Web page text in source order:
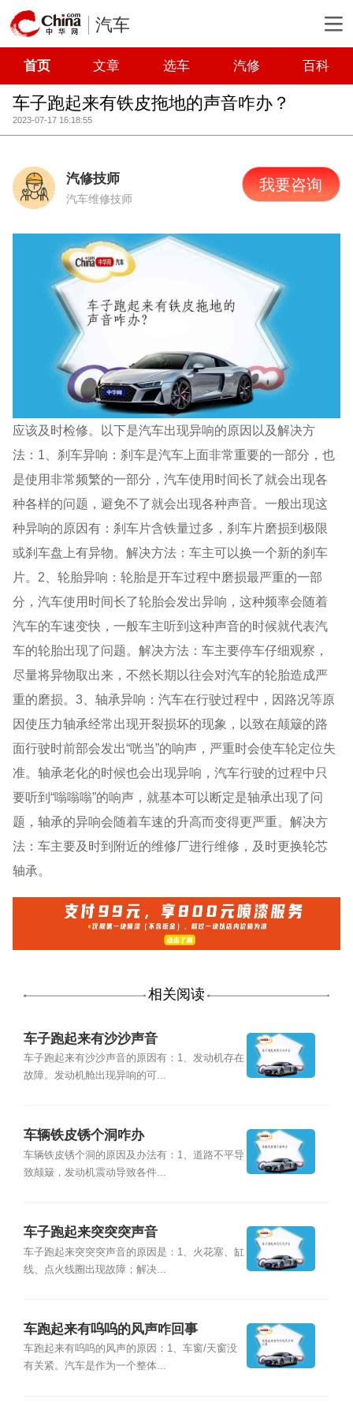
汽车
首页 文章 选车 汽修 百科
车子跑起来有铁皮拖地的声音咋办？
2023-07-17 16:18:55
汽修技师
汽车维修技师
我要咨询
应该及时检修。以下是汽车出现异响的原因以及解决方
法：1、刹车异响：刹车是汽车上面非常重要的一部分，也
是使用非常频繁的一部分，汽车使用时间长了就会出现各
种各样的问题，避免不了就会出现各种声音。一般出现这
种异响的原因有：刹车片含铁量过多，刹车片磨损到极限
或刹车盘上有异物。解决方法：车主可以换一个新的刹车
片。2、轮胎异响：轮胎是开车过程中磨损最严重的一部
分，汽车使用时间长了轮胎会发出异响，这种频率会随着
汽车的车速变快，一般车主听到这种声音的时候就代表汽
车的轮胎出现了问题。解决方法：车主要停车仔细观察，
尽量将异物取出来，不然长期以往会对汽车的轮胎造成严
重的磨损。3、轴承异响：汽车在行驶过程中，因路况等原
因使压力轴承经常出现开裂损坏的现象，以致在颠簸的路
面行驶时前部会发出“咣当”的响声，严重时会使车轮定位失
准。轴承老化的时候也会出现异响，汽车行驶的过程中只
要听到“嗡嗡嗡”的响声，就基本可以断定是轴承出现了问
题，轴承的异响会随着车速的升高而变得更严重。解决方
法：车主要及时到附近的维修厂进行维修，及时更换轮芯
轴承。
相关阅读
车子跑起来有沙沙声音
车子跑起来有沙沙声音的原因有：1、发动机存在
故障。发动机舱出现异响的可...
车辆铁皮锈个洞咋办
车辆铁皮锈个洞的原因及办法有：1、道路不平导
致颠簸，发动机震动导致各件...
车子跑起来突突突声音
车子跑起来突突突声音的原因是：1、火花塞、缸
线、点火线圈出现故障；解决...
车跑起来有呜呜的风声咋回事
车跑起来有呜呜的风声的原因：1、车窗/天窗没
有关紧。汽车是作为一个整体...